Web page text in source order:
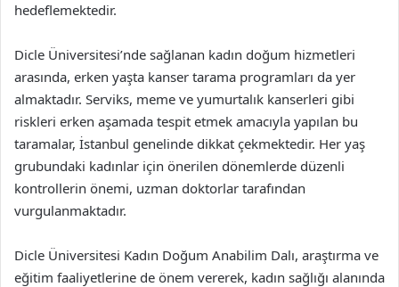
hedeflemektedir.
Dicle Üniversitesi’nde sağlanan kadın doğum hizmetleri
arasında, erken yaşta kanser tarama programları da yer
almaktadır. Serviks, meme ve yumurtalık kanserleri gibi
riskleri erken aşamada tespit etmek amacıyla yapılan bu
taramalar, İstanbul genelinde dikkat çekmektedir. Her yaş
grubundaki kadınlar için önerilen dönemlerde düzenli
kontrollerin önemi, uzman doktorlar tarafından
vurgulanmaktadır.
Dicle Üniversitesi Kadın Doğum Anabilim Dalı, araştırma ve
eğitim faaliyetlerine de önem vererek, kadın sağlığı alanında